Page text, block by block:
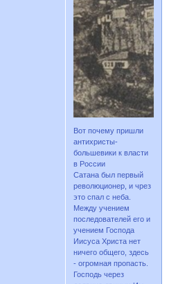
Вот почему пришли
антихристы-
большевики к власти
в России
Сатана был первый
революционер, и чрез
это спал с неба.
Между учением
последователей его и
учением Господа
Иисуса Христа нет
ничего общего, здесь
- огромная пропасть.
Господь через